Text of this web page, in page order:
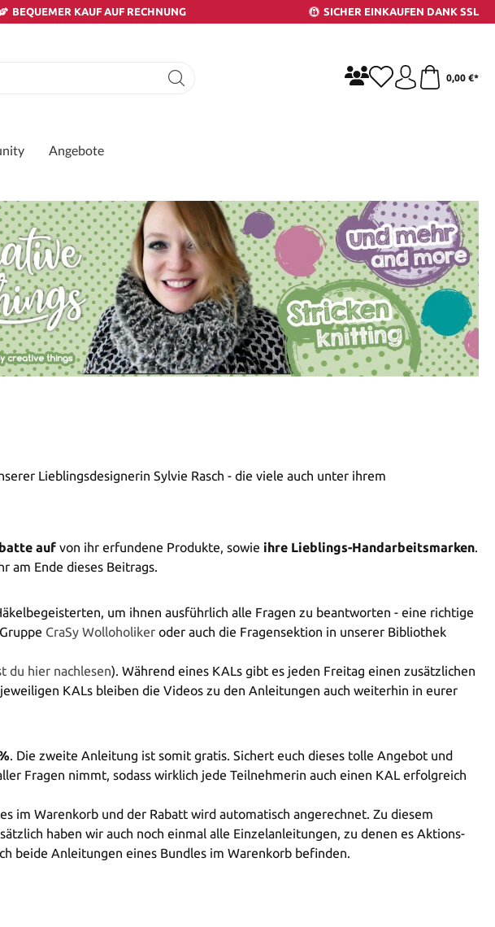
BEQUEMER KAUF AUF RECHNUNG SICHER EINKAUFEN DANK SSL
0,00 €*
Angebote
Lieblingsdesignerin Sylvie Rasch - die viele auch unter ihrem
auf von ihr erfundene Produkte, sowie ihre Lieblings-Handarbeitsmarken.
am Ende dieses Beitrags.
um ihnen ausführlich alle Fragen zu beantworten - eine richtige
CraSy Wolloholiker oder auch die Fragensektion in unserer Bibliothek
du hier nachlesen). Während eines KALs gibt es jeden Freitag einen zusätzlichen
KALs bleiben die Videos zu den Anleitungen auch weiterhin in eurer
. Die zweite Anleitung ist somit gratis. Sichert euch dieses tolle Angebot und
Fragen nimmt, sodass wirklich jede Teilnehmerin auch einen KAL erfolgreich
im Warenkorb und der Rabatt wird automatisch angerechnet. Zu diesem
haben wir auch noch einmal alle Einzelanleitungen, zu denen es Aktions-
beide Anleitungen eines Bundles im Warenkorb befinden.